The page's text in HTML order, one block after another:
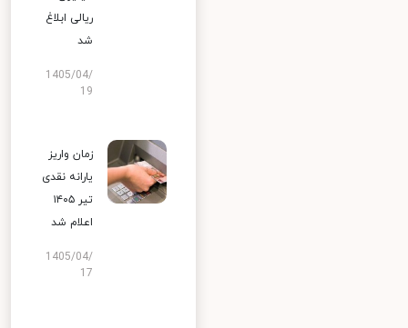
ریالی ابلاغ
شد
1405/04/
19
زمان واریز
یارانه نقدی
تیر ۱۴۰۵
اعلام شد
1405/04/
17